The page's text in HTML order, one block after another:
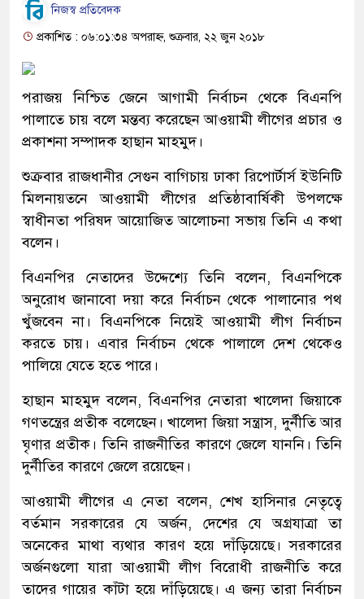
নিজস্ব প্রতিবেদক
প্রকাশিত : ০৬:০১:৩৪ অপরাহ্ন, শুক্রবার, ২২ জুন ২০১৮
পরাজয় নিশ্চিত জেনে আগামী নির্বাচন থেকে বিএনপি
পালাতে চায় বলে মন্তব্য করেছেন আওয়ামী লীগের প্রচার ও
প্রকাশনা সম্পাদক হাছান মাহমুদ।
শুক্রবার রাজধানীর সেগুন বাগিচায় ঢাকা রিপোর্টার্স ইউনিটি
মিলনায়তনে আওয়ামী লীগের প্রতিষ্ঠাবার্ষিকী উপলক্ষে
স্বাধীনতা পরিষদ আয়োজিত আলোচনা সভায় তিনি এ কথা
বলেন।
বিএনপির নেতাদের উদ্দেশ্যে তিনি বলেন, বিএনপিকে
অনুরোধ জানাবো দয়া করে নির্বাচন থেকে পালানোর পথ
খুঁজবেন না। বিএনপিকে নিয়েই আওয়ামী লীগ নির্বাচন
করতে চায়। এবার নির্বাচন থেকে পালালে দেশ থেকেও
পালিয়ে যেতে হতে পারে।
হাছান মাহমুদ বলেন, বিএনপির নেতারা খালেদা জিয়াকে
গণতন্ত্রের প্রতীক বলেছেন। খালেদা জিয়া সন্ত্রাস, দুর্নীতি আর
ঘৃণার প্রতীক। তিনি রাজনীতির কারণে জেলে যাননি। তিনি
দুর্নীতির কারণে জেলে রয়েছেন।
আওয়ামী লীগের এ নেতা বলেন, শেখ হাসিনার নেতৃত্বে
বর্তমান সরকারের যে অর্জন, দেশের যে অগ্রযাত্রা তা
অনেকের মাথা ব্যথার কারণ হয়ে দাঁড়িয়েছে। সরকারের
অর্জনগুলো যারা আওয়ামী লীগ বিরোধী রাজনীতি করে
তাদের গায়ের কাঁটা হয়ে দাঁড়িয়েছে। এ জন্য তারা নির্বাচন